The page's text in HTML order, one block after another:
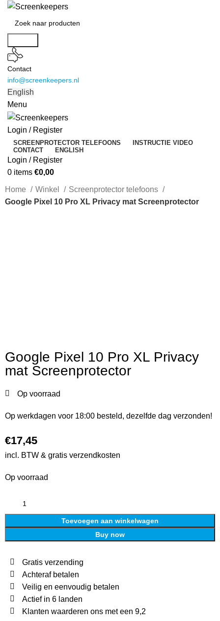
Contact
info@screenkeepers.nl
English
Menu
Login / Register
SCREENPROTECTOR TELEFOONS
INSTRUCTIE VIDEO
CONTACT
ENGLISH
Login / Register
0 items €0,00
Home Winkel
Screenprotector telefoons
Google Pixel 10 Pro XL Privacy mat Screenprotector
Google Pixel 10 Pro XL Privacy
mat Screenprotector
Op voorraad
Op werkdagen voor 18:00 besteld, dezelfde dag verzonden!
€17,45
incl. BTW & gratis verzendkosten
Op voorraad
Toevoegen aan winkelwagen
Buy now
Gratis verzending
Achteraf betalen
Veilig en eenvoudig betalen
Actief in 6 landen
Klanten waarderen ons met een 9,2